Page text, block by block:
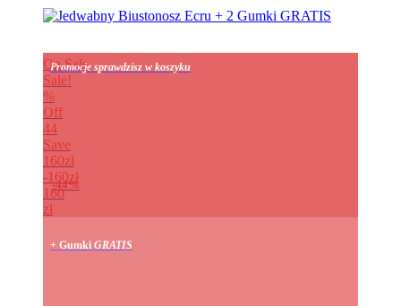
On Sale
Sale!
%
Off
44
Save
160zł
160zł
44%
160
zł
Promocje sprawdzisz w koszyku
+ Gumki GRATIS